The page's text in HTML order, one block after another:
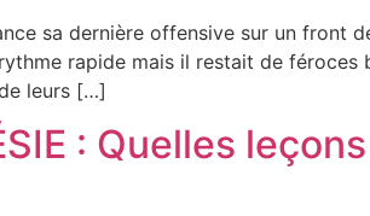
sa dernière offensive sur un front
rapide mais il restait de
leurs […]
: Quelles